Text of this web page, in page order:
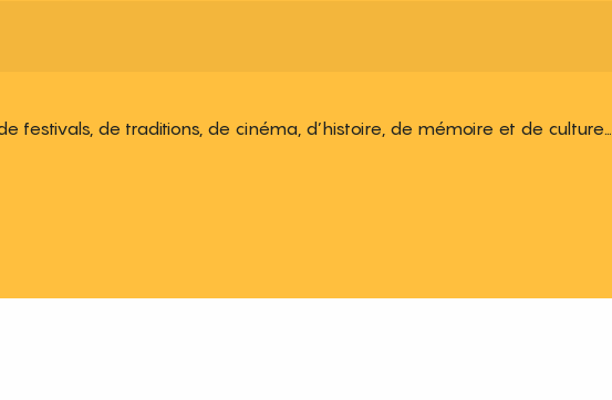
festivals, de traditions, de cinéma, d’histoire, de mémoire et de culture…
aux favoris